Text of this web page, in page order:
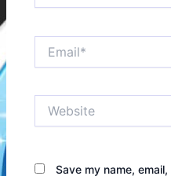
Save my name,